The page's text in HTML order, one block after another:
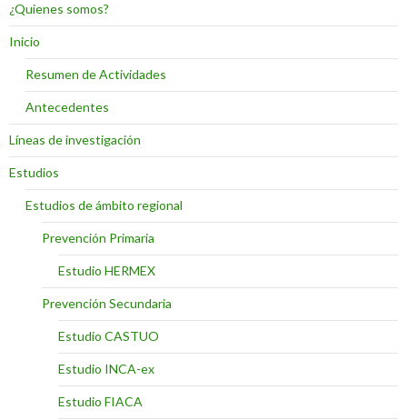
¿Quienes somos?
Inicio
Resumen de Actividades
Antecedentes
Líneas de investigación
Estudios
Estudios de ámbito regional
Prevención Primaria
Estudio HERMEX
Prevención Secundaria
Estudio CASTUO
Estudio INCA-ex
Estudio FIACA